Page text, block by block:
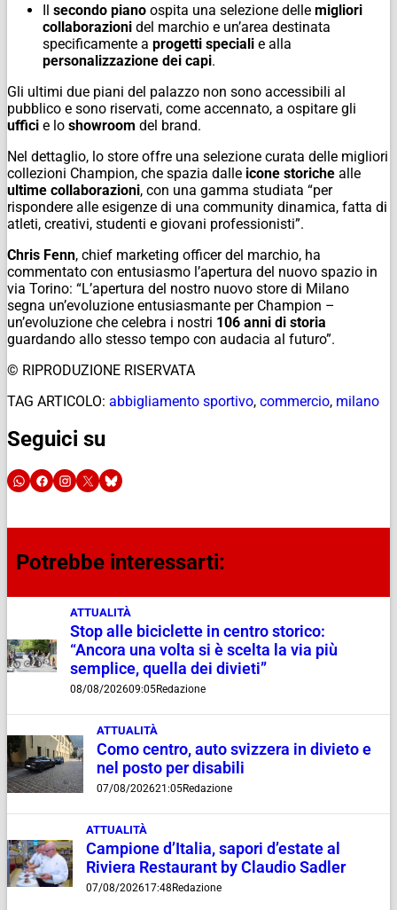
Il secondo piano ospita una selezione delle migliori
collaborazioni del marchio e un’area destinata
specificamente a progetti speciali e alla
personalizzazione dei capi.
Gli ultimi due piani del palazzo non sono accessibili al
pubblico e sono riservati, come accennato, a ospitare gli
uffici e lo showroom del brand.
Nel dettaglio, lo store offre una selezione curata delle migliori
collezioni Champion, che spazia dalle icone storiche alle
ultime collaborazioni, con una gamma studiata “per
rispondere alle esigenze di una community dinamica, fatta di
atleti, creativi, studenti e giovani professionisti”.
Chris Fenn, chief marketing officerdel marchio, ha
commentato con entusiasmo l’apertura del nuovo spazio in
via Torino: “L’apertura del nostro nuovo store di Milano
segna un’evoluzione entusiasmante per Champion –
un’evoluzione che celebra i nostri 106 anni di storia
guardando allo stesso tempo con audacia al futuro”.
© RIPRODUZIONE RISERVATA
TAG ARTICOLO: abbigliamento sportivo, commercio, milano
Seguici su
Potrebbe interessarti:
ATTUALITÀ
Stop alle biciclette in centro storico:
“Ancora una volta si è scelta la via più
semplice, quella dei divieti”
08/08/202609:05Redazione
ATTUALITÀ
Como centro, auto svizzera in divieto e
nel posto per disabili
07/08/202621:05Redazione
ATTUALITÀ
Campione d’Italia, sapori d’estate al
Riviera Restaurant by Claudio Sadler
07/08/202617:48 Redazione